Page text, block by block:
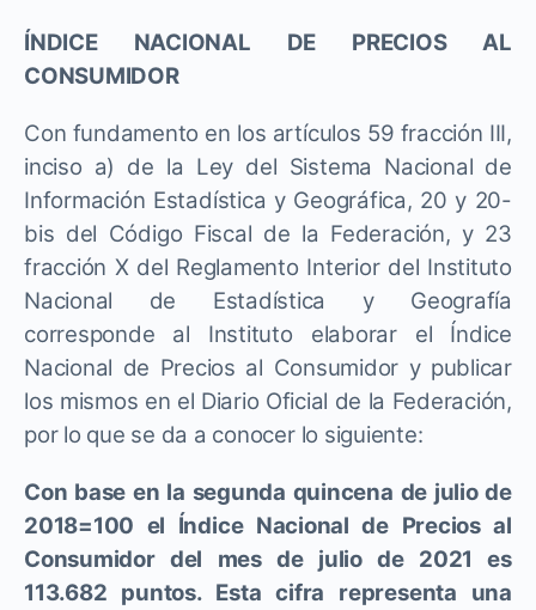
ÍNDICE NACIONAL DE PRECIOS AL
CONSUMIDOR
Con fundamento en los artículos 59 fracción III,
inciso a) de la Ley del Sistema Nacional de
Información Estadística y Geográfica, 20 y 20-
bis del Código Fiscal de la Federación, y 23
fracción X del Reglamento Interior del Instituto
Nacional de Estadística y Geografía
corresponde al Instituto elaborar el Índice
Nacional de Precios al Consumidor y publicar
los mismos en el Diario Oficial de la Federación,
por lo que se da a conocer lo siguiente:
Con base en la segunda quincena de julio de
2018=100 el Índice Nacional de Precios al
Consumidor del mes de julio de 2021 es
113.682 puntos. Esta cifra representa una